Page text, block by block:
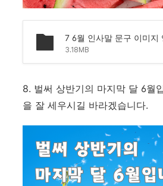
3.18MB
8. 벌써 상반기의 마지막 달 6월
을 잘 세우시길 바라겠습니다.